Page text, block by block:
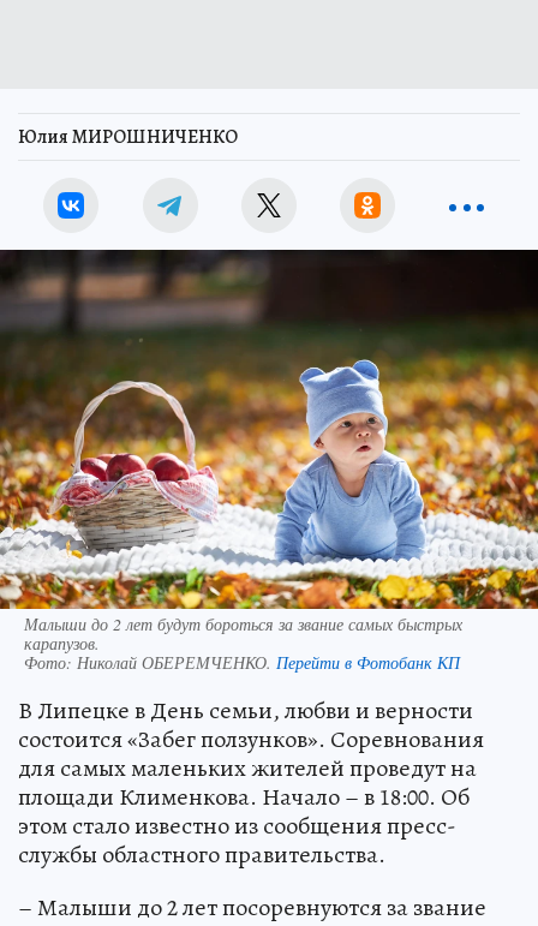
Юлия МИРОШНИЧЕНКО
Малыши до 2 лет будут бороться за звание самых быстрых
карапузов.
Фото: Николай ОБЕРЕМЧЕНКО. Перейти в Фотобанк КП
В Липецке в День семьи, любви и верности
состоится «Забег ползунков». Соревнования
для самых маленьких жителей проведут на
площади Клименкова. Начало – в 18:00. Об
этом стало известно из сообщения пресс-
службы областного правительства.
– Малыши до 2 лет посоревнуются за звание